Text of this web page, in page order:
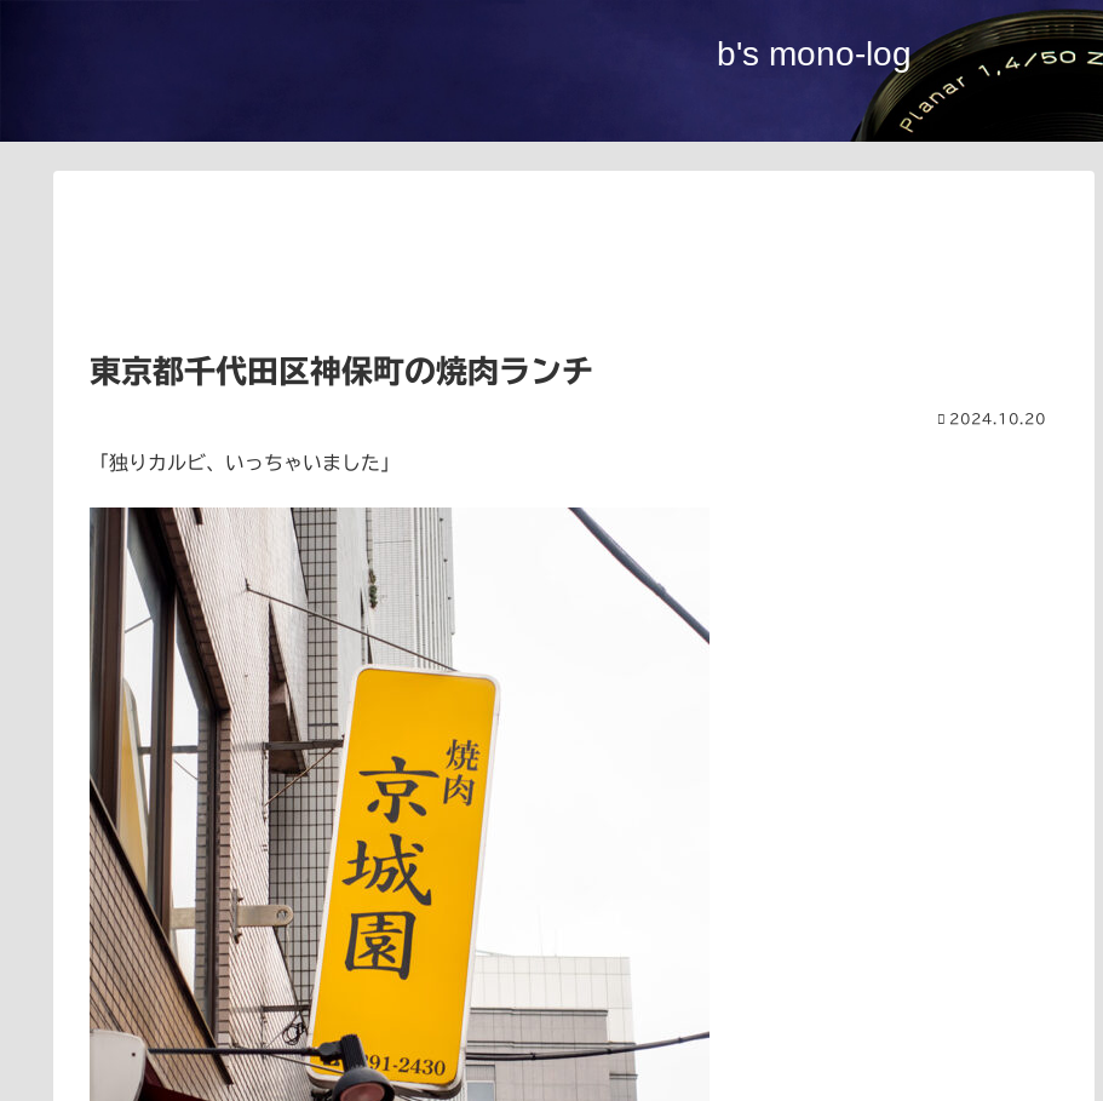
b's mono-log
東京都千代田区神保町の焼肉ランチ
2024.10.20
「独りカルビ、いっちゃいました」